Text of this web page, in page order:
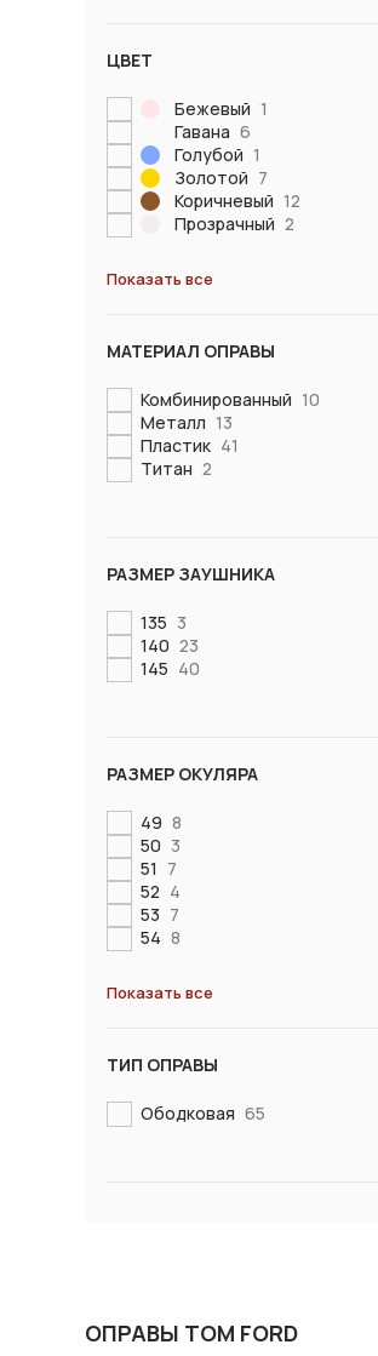
ЦВЕТ
Бежевый 1
Гавана 6
Голубой 1
Золотой 7
Коричневый 12
Прозрачный 2
Показать все
МАТЕРИАЛ ОПРАВЫ
Комбинированный 10
Металл 13
Пластик 41
Титан 2
РАЗМЕР ЗАУШНИКА
135 3
140 23
145 40
РАЗМЕР ОКУЛЯРА
49 8
50 3
51 7
52 4
53 7
54 8
Показать все
ТИП ОПРАВЫ
Ободковая 65
ОПРАВЫ TOM FORD